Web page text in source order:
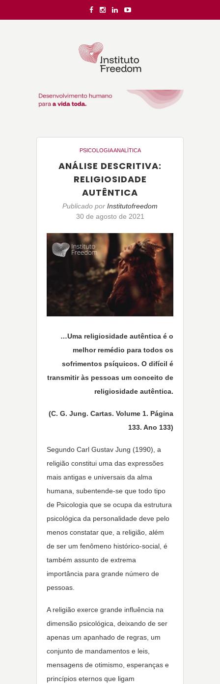
PSICOLOGIA ANALÍTICA
ANÁLISE DESCRITIVA:
RELIGIOSIDADE
AUTÊNTICA
Publicado por Institutofreedom
30 de agosto de 2021
…Uma religiosidade autêntica é o
melhor remédio para todos os
sofrimentos psíquicos. O difícil é
transmitir às pessoas um conceito de
religiosidade autêntica.
(C. G. Jung. Cartas. Volume 1. Página
133. Ano 133)
Segundo Carl Gustav Jung (1990), a
religião constitui uma das expressões
mais antigas e universais da alma
humana, subentende-se que todo tipo
de Psicologia que se ocupa da estrutura
psicológica da personalidade deve pelo
menos constatar que, a religião, além
de ser um fenômeno histórico-social, é
também assunto de extrema
importância para grande número de
pessoas.
A religião exerce grande influência na
dimensão psicológica, deixando de ser
apenas um apanhado de regras, um
conjunto de mandamentos e leis,
mensagens de otimismo, esperanças e
princípios eternos que ligam